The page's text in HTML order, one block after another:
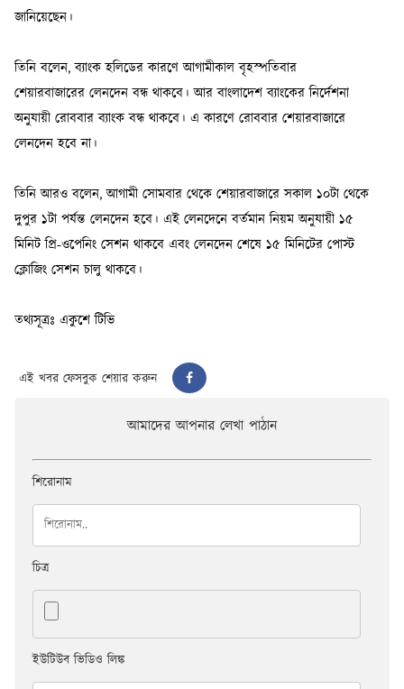
এই খবর ফেসবুক শেয়ার করুন
আমাদের আপনার লেখা পাঠান
শিরোনাম
চিত্র
ইউটিউব ভিডিও লিঙ্ক